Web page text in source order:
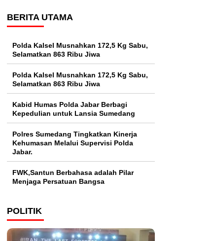
BERITA UTAMA
Polda Kalsel Musnahkan 172,5 Kg Sabu,
Selamatkan 863 Ribu Jiwa
Polda Kalsel Musnahkan 172,5 Kg Sabu,
Selamatkan 863 Ribu Jiwa
Kabid Humas Polda Jabar Berbagi
Kepedulian untuk Lansia Sumedang
Polres Sumedang Tingkatkan Kinerja
Kehumasan Melalui Supervisi Polda
Jabar.
FWK,Santun Berbahasa adalah Pilar
Menjaga Persatuan Bangsa
POLITIK